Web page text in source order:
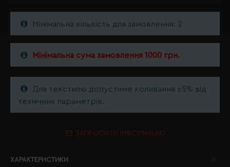
Мінімальна кількість для замовлення: 2
Мінімальна сума замовлення 1000 грн.
Для текстилю допустиме коливання ±5% від
технічних параметрів.
ЗАПРОСИТИ ІНФОРМАЦІЮ
ХАРАКТЕРИСТИКИ